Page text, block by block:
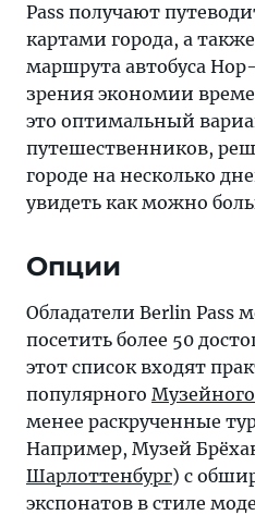
Pass получают
картами города, а
маршрута автобуса
зрения экономии
это оптимальный
путешественников,
городе на несколько
увидеть как можно
Опции
Обладатели Berlin Pass
посетить более 50
этот список входят
популярного
менее раскрученные
Например, Музей
Шарлоттенбург) с
экспонатов в стиле